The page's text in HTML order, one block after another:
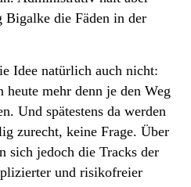
Bigalke die Fäden in der
Idee natürlich auch nicht:
mehr denn je den Weg
Und spätestens da werden
zurecht, keine Frage. Über
sich jedoch die Tracks der
und risikofreier